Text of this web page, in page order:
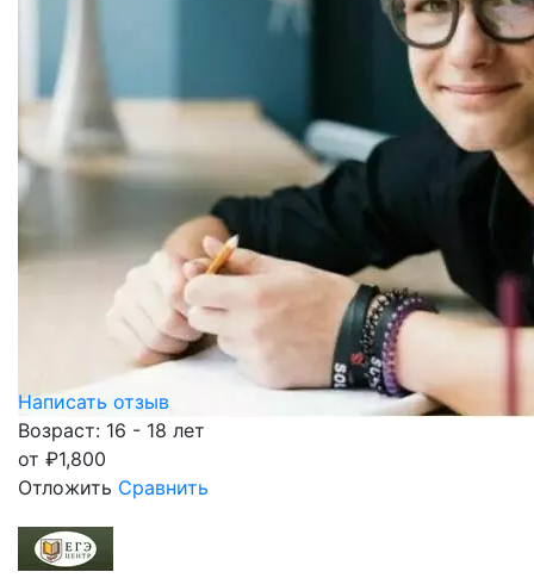
Написать отзыв
Возраст: 16 - 18 лет
от ₽1,800
Отложить Сравнить